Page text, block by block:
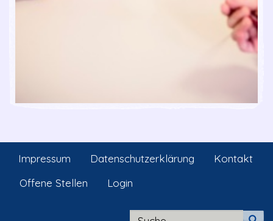
Impressum Datenschutzerklärung
Kontakt
Offene Stellen
Login